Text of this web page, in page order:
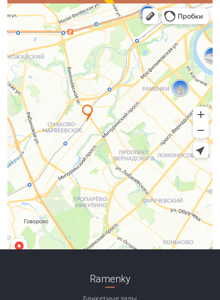
Ramenky
Банкетные залы